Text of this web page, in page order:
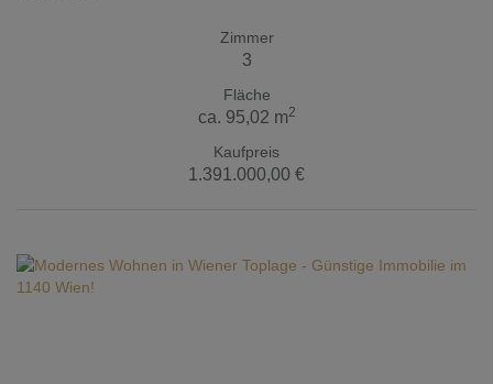
Zimmer
3
Fläche
ca. 95,02 m2
Kaufpreis
1.391.000,00 €